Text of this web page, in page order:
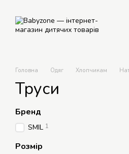
Головна Одяг Хлопчикам
Труси
Бренд
SMIL 1
Розмір